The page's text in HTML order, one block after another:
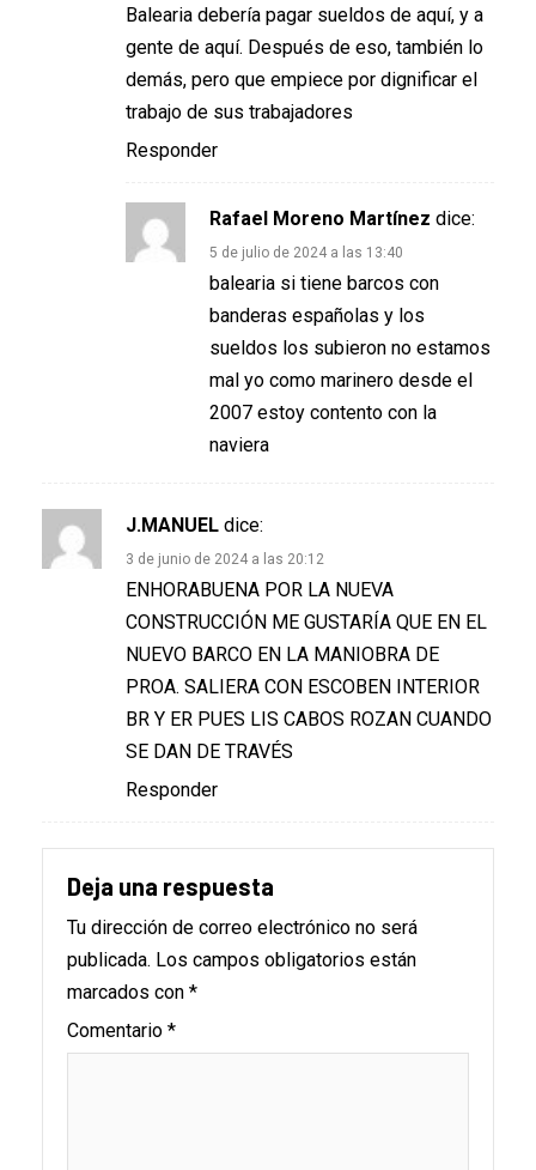
Balearia debería pagar sueldos de aquí, y a
gente de aquí. Después de eso, también lo
demás, pero que empiece por dignificar el
trabajo de sus trabajadores
Responder
Rafael Moreno Martínez dice:
5 de julio de 2024 a las 13:40
balearia si tiene barcos con
banderas españolas y los
sueldos los subieron no estamos
mal yo como marinero desde el
2007 estoy contento con la
naviera
J.MANUEL dice:
3 de junio de 2024 a las 20:12
ENHORABUENA POR LA NUEVA
CONSTRUCCIÓN ME GUSTARÍA QUE EN EL
NUEVO BARCO EN LA MANIOBRA DE
PROA. SALIERA CON ESCOBEN INTERIOR
BR Y ER PUES LIS CABOS ROZAN CUANDO
SE DAN DE TRAVÉS
Responder
Deja una respuesta
Tu dirección de correo electrónico no será
publicada. Los campos obligatorios están
marcados con *
Comentario *